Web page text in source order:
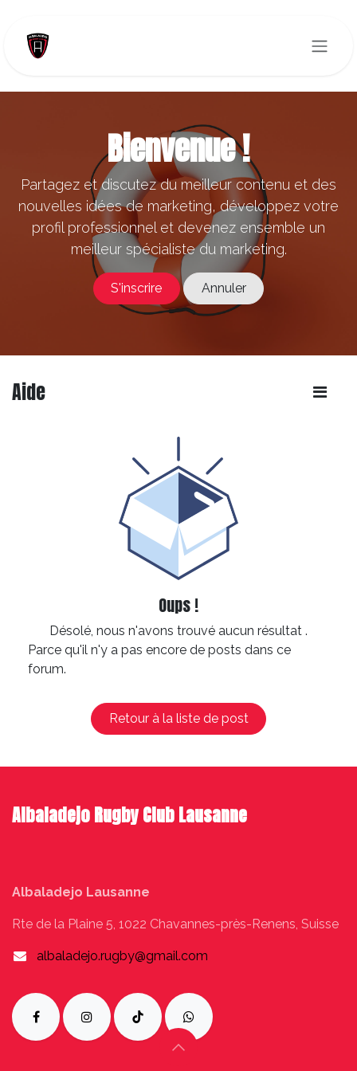
Bienvenue !
Partagez et discutez du meilleur contenu et des
nouvelles idées de marketing, développez votre
profil professionnel et devenez ensemble un
meilleur spécialiste du marketing.
S'inscrire Annuler
Aide
Oups !
Désolé, nous n'avons trouvé aucun résultat .
Parce qu'il n'y a pas encore de posts dans ce
forum.
Retour à la liste de post
Albaladejo Rugby Club Lausanne
Albaladejo Lausanne
Rte de la Plaine 5, 1022 Chavannes-près-Renens, Suisse
albaladejo.rugby@gmail.com